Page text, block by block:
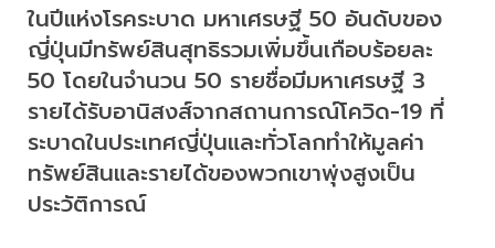
ในปีแห่งโรคระบาด มหาเศรษฐี 50 อันดับของ
ญี่ปุ่นมีทรัพย์สินสุทธิรวมเพิ่มขึ้นเกือบร้อยละ
50 โดยในจำนวน 50 รายชื่อมีมหาเศรษฐี 3
รายได้รับอานิสงส์จากสถานการณ์โควิด-19 ที่
ระบาดในประเทศญี่ปุ่นและทั่วโลกทำให้มูลค่า
ทรัพย์สินและรายได้ของพวกเขาพุ่งสูงเป็น
ประวัติการณ์